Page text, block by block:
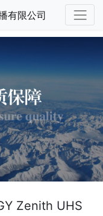
有限公司
Zenith UHS